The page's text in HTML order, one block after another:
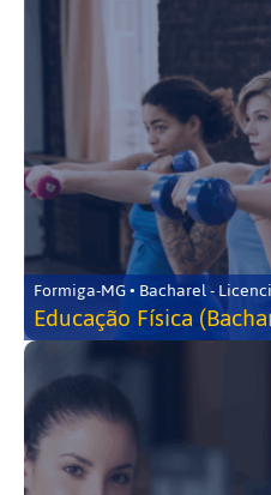
Formiga-MG • Bacharel -
Educação Física